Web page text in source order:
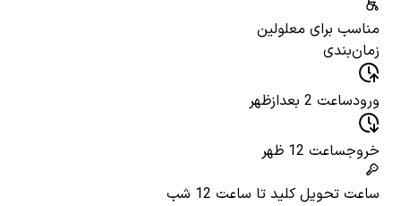
مناسب برای معلولین
زمان‌بندی
ورودساعت 2 بعدازظهر
خروجساعت 12 ظهر
ساعت تحویل کلید تا ساعت 12 شب